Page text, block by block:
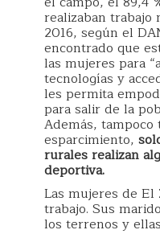
realizaban trabajo
2016, según el
encontrado que
las mujeres para
tecnologías y
les permita
para salir de la
Además,
esparcimiento,
rurales realizan
deportiva.
Las mujeres de
trabajo. Sus
los terrenos y